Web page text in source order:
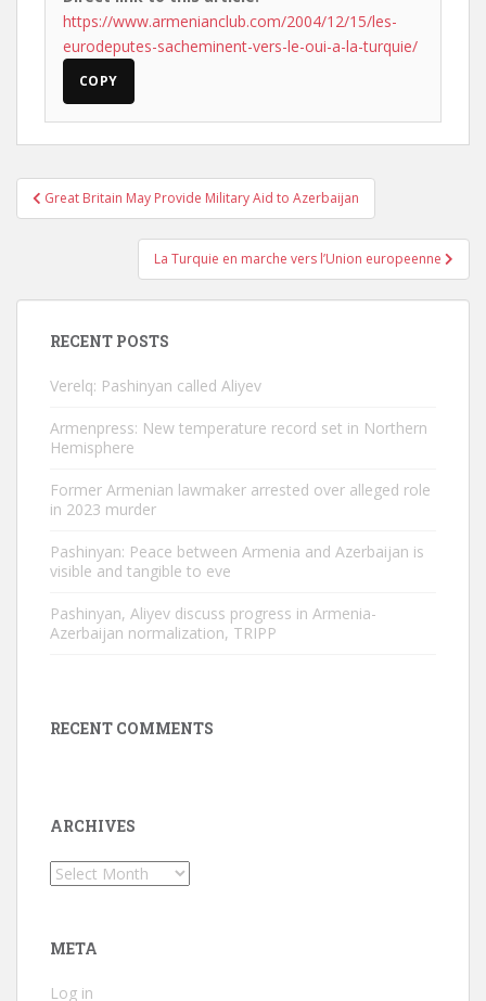
https://www.armenianclub.com/2004/12/15/les-
eurodeputes-sacheminent-vers-le-oui-a-la-turquie/
COPY
Post
navigation
Great Britain May Provide Military Aid to Azerbaijan
La Turquie en marche vers l’Union europeenne
RECENT POSTS
Verelq: Pashinyan called Aliyev
Armenpress: New temperature record set in Northern
Hemisphere
Former Armenian lawmaker arrested over alleged role
in 2023 murder
Pashinyan: Peace between Armenia and Azerbaijan is
visible and tangible to eve
Pashinyan, Aliyev discuss progress in Armenia-
Azerbaijan normalization, TRIPP
RECENT COMMENTS
ARCHIVES
Archives
META
Log in